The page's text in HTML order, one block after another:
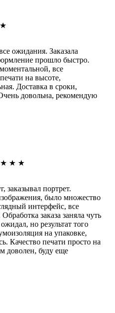
★
ожидания. Заказала
прошло быстро.
все
на высоте,
Доставка в сроки,
довольна, рекомендую
★ ★ ★
заказывал портрет.
было множество
интерфейс, все
заказа заняла чуть
но результат того
на упаковке,
Качество печати просто на
доволен, буду еще